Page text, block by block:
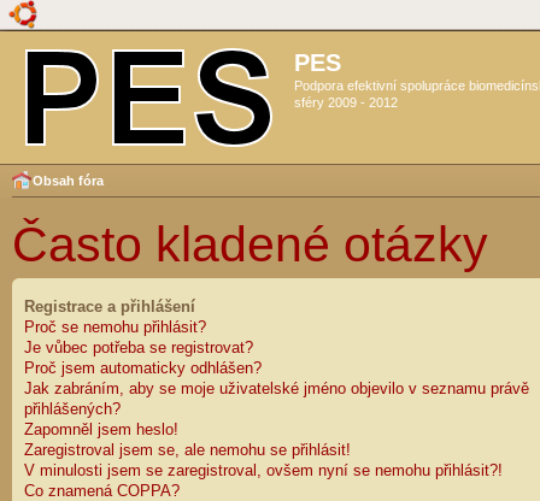
PES
Podpora efektivní spolupráce
sféry 2009 - 2012
Obsah fóra
Často kladené otázky
Registrace a přihlášení
Proč se nemohu přihlásit?
Je vůbec potřeba se registrovat?
Proč jsem automaticky odhlášen?
Jak zabráním, aby se moje uživatelské jméno objevilo v seznamu právě
přihlášených?
Zapomněl jsem heslo!
Zaregistroval jsem se, ale nemohu se přihlásit!
V minulosti jsem se zaregistroval, ovšem nyní se nemohu přihlásit?!
Co znamená COPPA?